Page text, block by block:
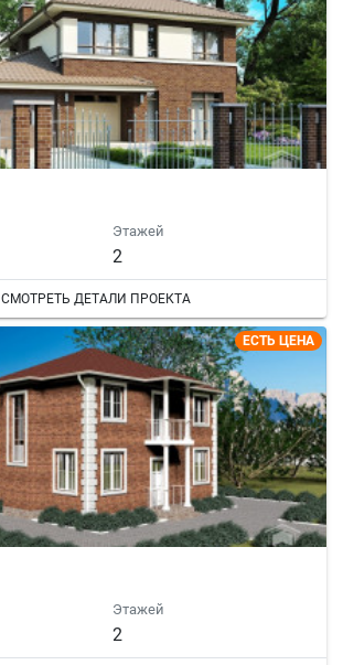
Этажей
2
СМОТРЕТЬ ДЕТАЛИ ПРОЕКТА
ЕСТЬ ЦЕНА
Этажей
2